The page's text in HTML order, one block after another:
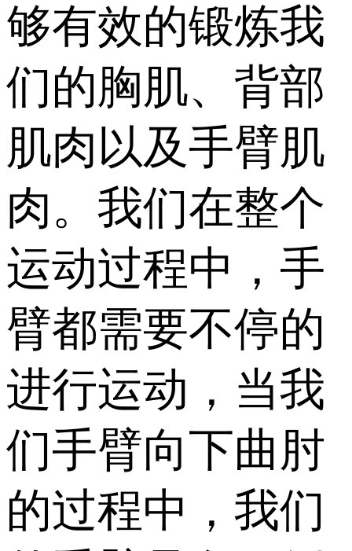
够有效的锻炼我
们的胸肌、背部
肌肉以及手臂肌
肉。我们在整个
运动过程中，手
臂都需要不停的
进行运动，当我
们手臂向下曲肘
的过程中，我们